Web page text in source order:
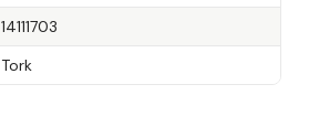
14111703
Tork